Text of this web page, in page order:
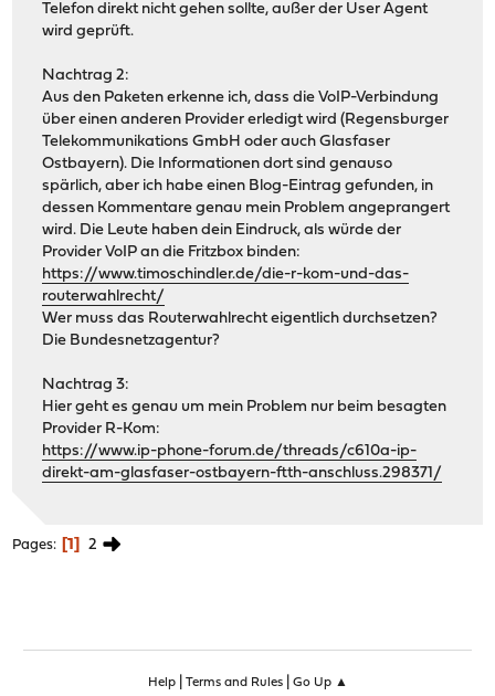
Telefon direkt nicht gehen sollte, außer der User Agent
wird geprüft.
Nachtrag 2:
Aus den Paketen erkenne ich, dass die VoIP-Verbindung
über einen anderen Provider erledigt wird (Regensburger
Telekommunikations GmbH oder auch Glasfaser
Ostbayern). Die Informationen dort sind genauso
spärlich, aber ich habe einen Blog-Eintrag gefunden, in
dessen Kommentare genau mein Problem angeprangert
wird. Die Leute haben dein Eindruck, als würde der
Provider VoIP an die Fritzbox binden:
https://www.timoschindler.de/die-r-kom-und-das-
routerwahlrecht/
Wer muss das Routerwahlrecht eigentlich durchsetzen?
Die Bundesnetzagentur?
Nachtrag 3:
Hier geht es genau um mein Problem nur beim besagten
Provider R-Kom:
https://www.ip-phone-forum.de/threads/c610a-ip-
direkt-am-glasfaser-ostbayern-ftth-anschluss.298371/
Pages 1 2
Help| Terms and Rules| Go Up ▲